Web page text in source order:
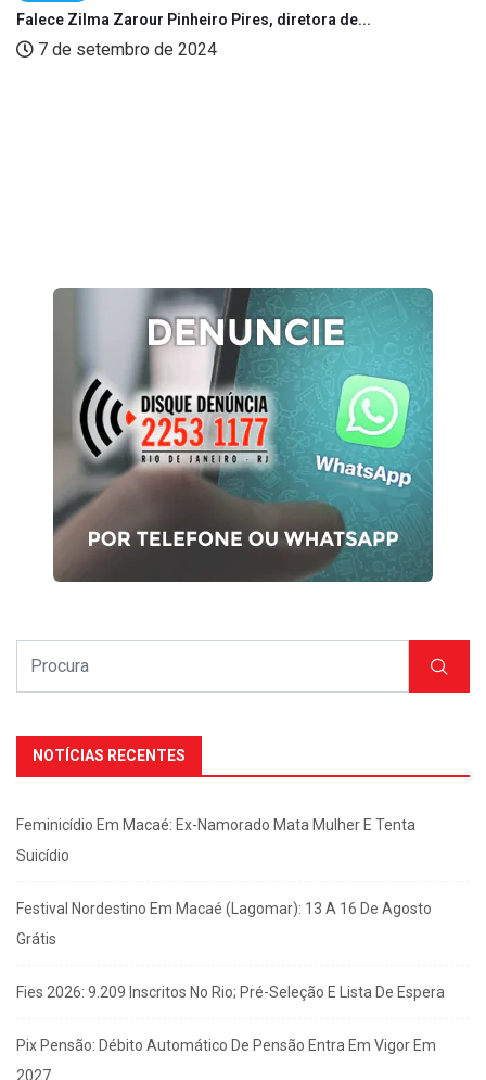
Falece Zilma Zarour Pinheiro Pires, diretora de...
7 de setembro de 2024
NOTÍCIAS RECENTES
Feminicídio Em Macaé: Ex-Namorado Mata Mulher E Tenta
Suicídio
Festival Nordestino Em Macaé (Lagomar): 13 A 16 De Agosto
Grátis
Fies 2026: 9.209 Inscritos No Rio; Pré-Seleção E Lista De Espera
Pix Pensão: Débito Automático De Pensão Entra Em Vigor Em
2027